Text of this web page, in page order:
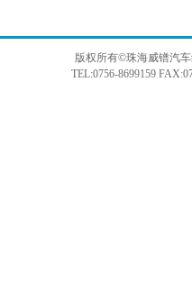
版权所有©珠海威镨汽
TEL:0756-8699159